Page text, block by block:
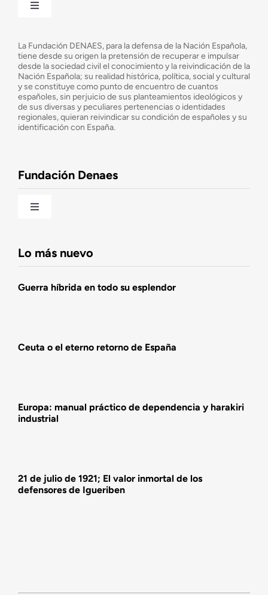
Toggle
¿Cuáles son nuestros objetivos?
Consejo Asesor
La Fundación DENAES, para la defensa de la Nación Española,
tiene desde su origen la pretensión de recuperar e impulsar
desde la sociedad civil el conocimiento y la reivindicación de la
Nación Española; su realidad histórica, política, social y cultural
y se constituye como punto de encuentro de cuantos
españoles, sin perjuicio de sus planteamientos ideológicos y
de sus diversas y peculiares pertenencias o identidades
regionales, quieran reivindicar su condición de españoles y su
identificación con España.
Fundación Denaes
Toggle
Lo más nuevo
Guerra híbrida en todo su esplendor
Ceuta o el eterno retorno de España
Europa: manual práctico de dependencia y harakiri
industrial
21 de julio de 1921; El valor inmortal de los
defensores de Igueriben